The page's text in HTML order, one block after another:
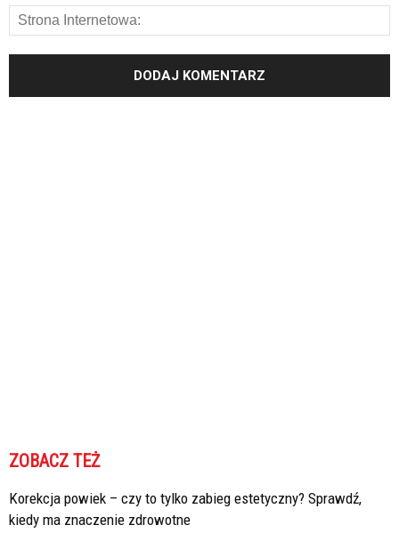
ZOBACZ TEŻ
Korekcja powiek – czy to tylko zabieg estetyczny? Sprawdź,
kiedy ma znaczenie zdrowotne